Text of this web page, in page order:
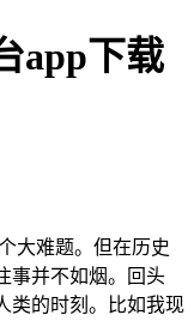
app下载
难题。但在历史
事并不如烟。回头
类的时刻。比如我现